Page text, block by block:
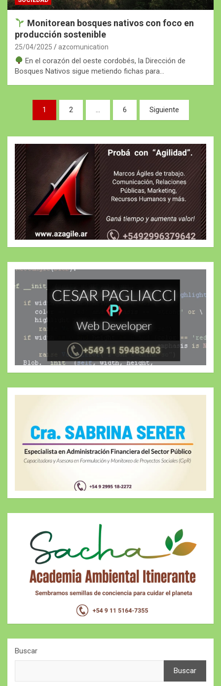
Monitorean bosques nativos con foco en
producción sostenible
25/04/2025 azcomunication
En el corazón del oeste cordobés, la Dirección de
Bosques Nativos sigue metiendo fichas para…
Paginación
entradas
1 2 … 6 Siguiente
Buscar
Buscar